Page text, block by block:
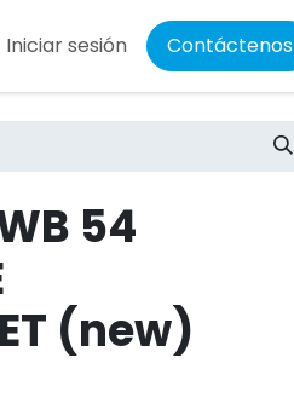
Iniciar sesión Contáctenos
54
(new)